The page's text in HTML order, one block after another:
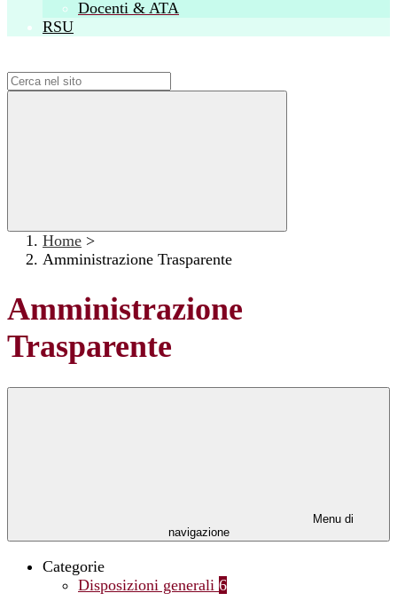
Docenti & ATA
RSU
Home >
Amministrazione Trasparente
Amministrazione
Trasparente
Menu di
navigazione
Categorie
Disposizioni generali 6